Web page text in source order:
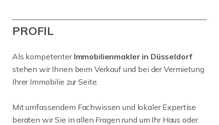
PROFIL
Als kompetenter Immobilienmakler in Düsseldorf
stehen wir Ihnen beim Verkauf und bei der Vermietung
Ihrer Immobilie zur Seite.
Mit umfassendem Fachwissen und lokaler Expertise
beraten wir Sie in allen Fragen rund um Ihr Haus oder